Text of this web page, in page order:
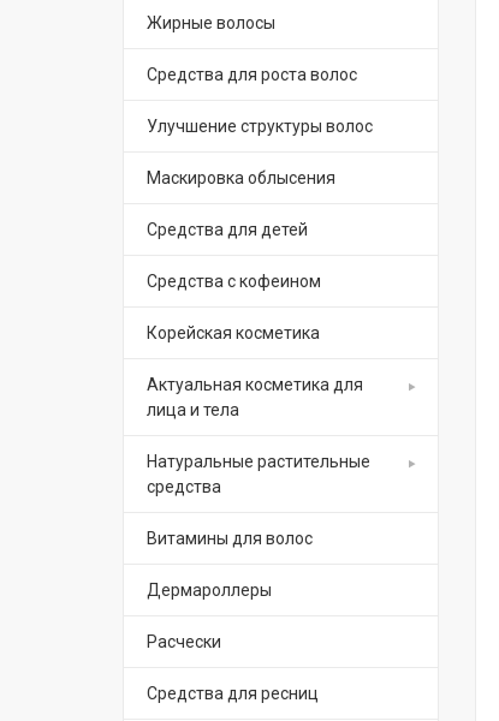
Жирные волосы
Средства для роста волос
Улучшение структуры волос
Маскировка облысения
Средства для детей
Средства с кофеином
Корейская косметика
Актуальная косметика для
лица и тела
Натуральные растительные
средства
Витамины для волос
Дермароллеры
Расчески
Средства для ресниц